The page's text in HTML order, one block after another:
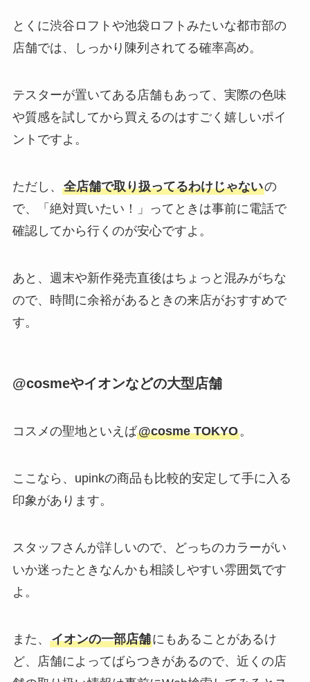
とくに渋谷ロフトや池袋ロフトみたいな都市部の
店舗では、しっかり陳列されてる確率高め。
テスターが置いてある店舗もあって、実際の色味
や質感を試してから買えるのはすごく嬉しいポイ
ントですよ。
ただし、 全店舗で取り扱ってるわけじゃないの
で、「絶対買いたい！」ってときは事前に電話で
確認してから行くのが安心ですよ。
あと、週末や新作発売直後はちょっと混みがちな
ので、時間に余裕があるときの来店がおすすめで
す。
@cosmeやイオンなどの大型店舗
コスメの聖地といえば@cosme TOKYO。
ここなら、upinkの商品も比較的安定して手に入る
印象があります。
スタッフさんが詳しいので、どっちのカラーがい
いか迷ったときなんかも相談しやすい雰囲気です
よ。
また、 イオンの一部店舗にもあることがあるけ
ど、店舗によってばらつきがあるので、近くの店